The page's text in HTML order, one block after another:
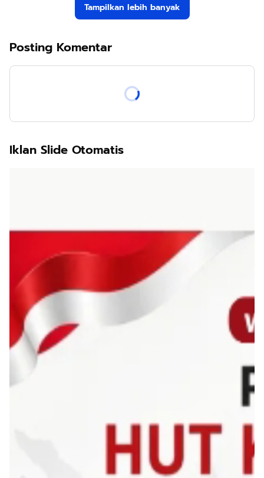
Tampilkan lebih banyak
Posting Komentar
Iklan Slide Otomatis